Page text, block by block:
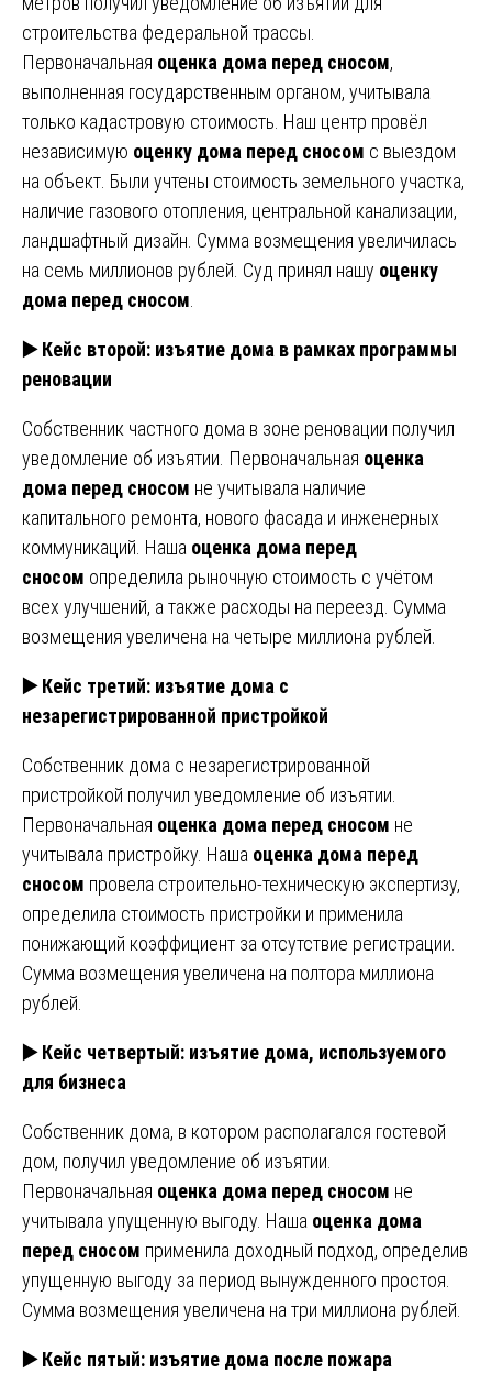
строительства федеральной трассы.
Первоначальная оценка дома перед сносом,
выполненная государственным органом, учитывала
только кадастровую стоимость. Наш центр провёл
независимую оценку дома перед сносом с выездом
на объект. Были учтены стоимость земельного участка,
наличие газового отопления, центральной канализации,
ландшафтный дизайн. Сумма возмещения увеличилась
на семь миллионов рублей. Суд принял нашу оценку
дома перед сносом
▶️ Кейс второй: изъятие дома в рамках программы
реновации
Собственник частного дома в зоне реновации получил
уведомление об изъятии. Первоначальная оценка
дома перед сносом не учитывала наличие
капитального ремонта, нового фасада и инженерных
коммуникаций. Наша оценка дома перед
сносом определила рыночную стоимость с учётом
всех улучшений, а также расходы на переезд. Сумма
возмещения увеличена на четыре миллиона рублей.
▶️ Кейс третий: изъятие дома с
незарегистрированной пристройкой
Собственник дома с незарегистрированной
пристройкой получил уведомление об изъятии.
Первоначальная оценка дома перед сносом не
учитывала пристройку. Наша оценка дома перед
сносом провела строительно-техническую экспертизу,
определила стоимость пристройки и применила
понижающий коэффициент за отсутствие регистрации.
Сумма возмещения увеличена на полтора миллиона
рублей.
▶️ Кейс четвертый: изъятие дома, используемого
для бизнеса
Собственник дома, в котором располагался гостевой
дом, получил уведомление об изъятии.
Первоначальная оценка дома перед сносом не
учитывала упущенную выгоду. Наша оценка дома
перед сносом применила доходный подход, определив
упущенную выгоду за период вынужденного простоя.
Сумма возмещения увеличена на три миллиона рублей.
▶️ Кейс пятый: изъятие дома после пожара